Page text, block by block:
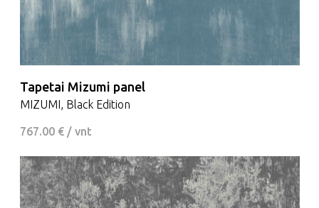
Tapetai Mizumi panel
MIZUMI, Black Edition
767.00 € / vnt